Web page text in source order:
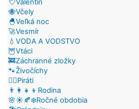
💘Valentín
🐝Včely
🐣Veľká noc
🚀Vesmír
💧VODA A VODSTVO
🦉Vtáci
🚒Záchranné zložky
🐾Živočíchy
🏴‍☠️Piráti
👨‍👩‍👧‍👦Rodina
🌸☀️🍂❄️Ročné obdobia